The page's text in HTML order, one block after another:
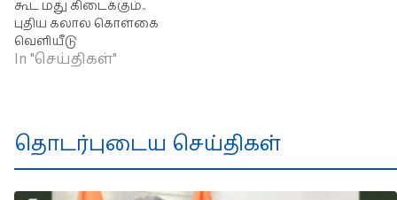
கூட மது கிடைக்கும்..
புதிய கலால் கொள்கை
வெளியீடு
In "செய்திகள்"
தொடர்புடைய செய்திகள்